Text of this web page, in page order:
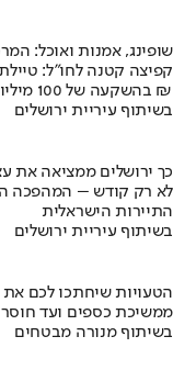
שופינג, אמנות ואוכל:
קפיצה קטנה לחו"ל:
בהשקעה של 100 מיליון ₪
בשיתוף עיריית ירושלים
כך ירושלים ממציאה את
לא רק קודש – המהפכה
התיירות הישראלית
בשיתוף עיריית ירושלים
הטעויות שיחתכו לכם
ממשיכת כספים ועד
בשיתוף מנורה מבטחים